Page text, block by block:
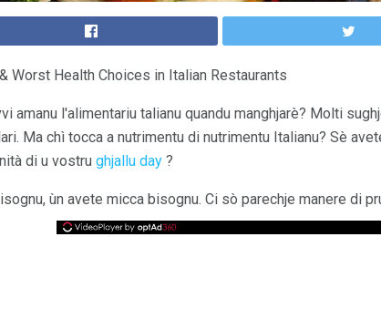
Worst Health Choices in Italian Restaurants
amanu l'alimentariu talianu quandu manghjarè? Molti
Ma chì tocca a nutrimentu di nutrimentu Italianu? Sè
di u vostru ghjallu day ?
ùn avete micca bisognu. Ci sò parechje manere di